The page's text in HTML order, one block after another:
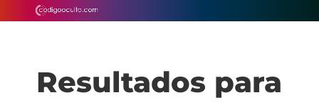
Resultados para